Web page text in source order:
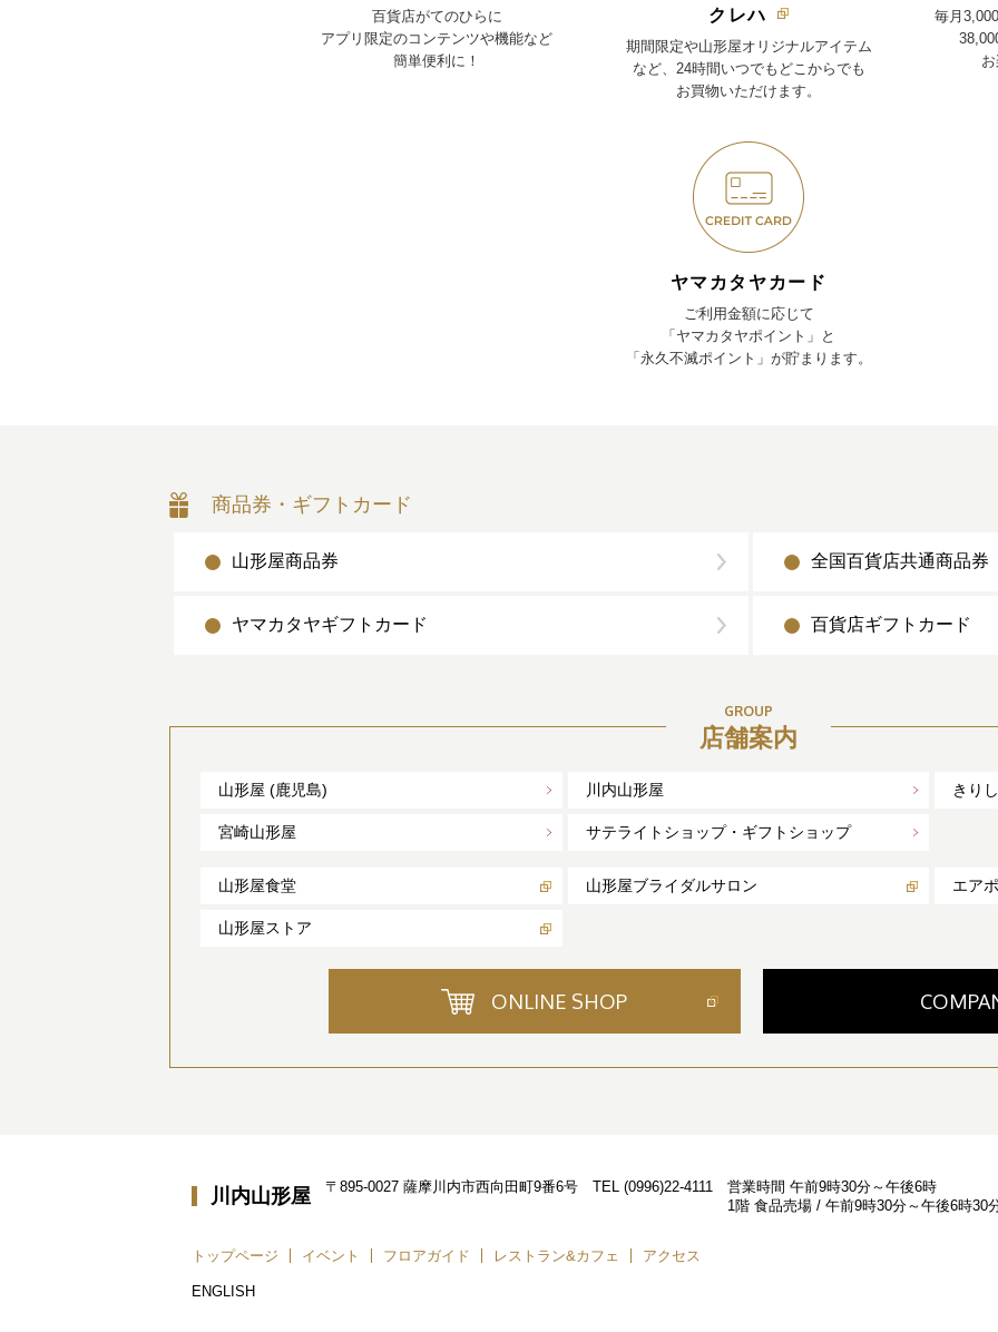
百貨店がてのひらに
アプリ限定のコンテンツや機能など
簡単便利に！
クレハ
期間限定や山形屋オリジナルアイテム
など、24時間いつでもどこからでも
お買物いただけます。
毎月
ヤマカタヤカード
ご利用金額に応じて
「ヤマカタヤポイント」と
「永久不滅ポイント」が貯まります。
商品券・ギフトカード
山形屋商品券 全国百貨店共通商品券
ヤマカタヤギフトカード 百貨店ギフトカード
GROUP
店舗案内
山形屋 (鹿児島) 川内山形屋 きり
宮崎山形屋 サテライトショップ・ギフトショップ
山形屋食堂 山形屋ブライダルサロン エア
山形屋ストア
ONLINE SHOP
川内山形屋 〒895-0027 薩摩川内市西向田町9番6号 TEL (0996)22-4111 営業時間 午前9時30分～午後6時
1階 食品売場 / 午前9時30分～午後6時30
トップページ イベント フロアガイド レストラン&カフェ アクセス
ENGLISH